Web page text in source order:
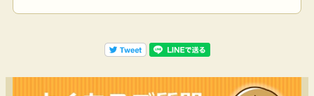
また、リンゴ自体の免疫機能が高く、病気に対する耐性も強い。
「自然栽培」の驚異のメカニズムを分かりやすく解説。